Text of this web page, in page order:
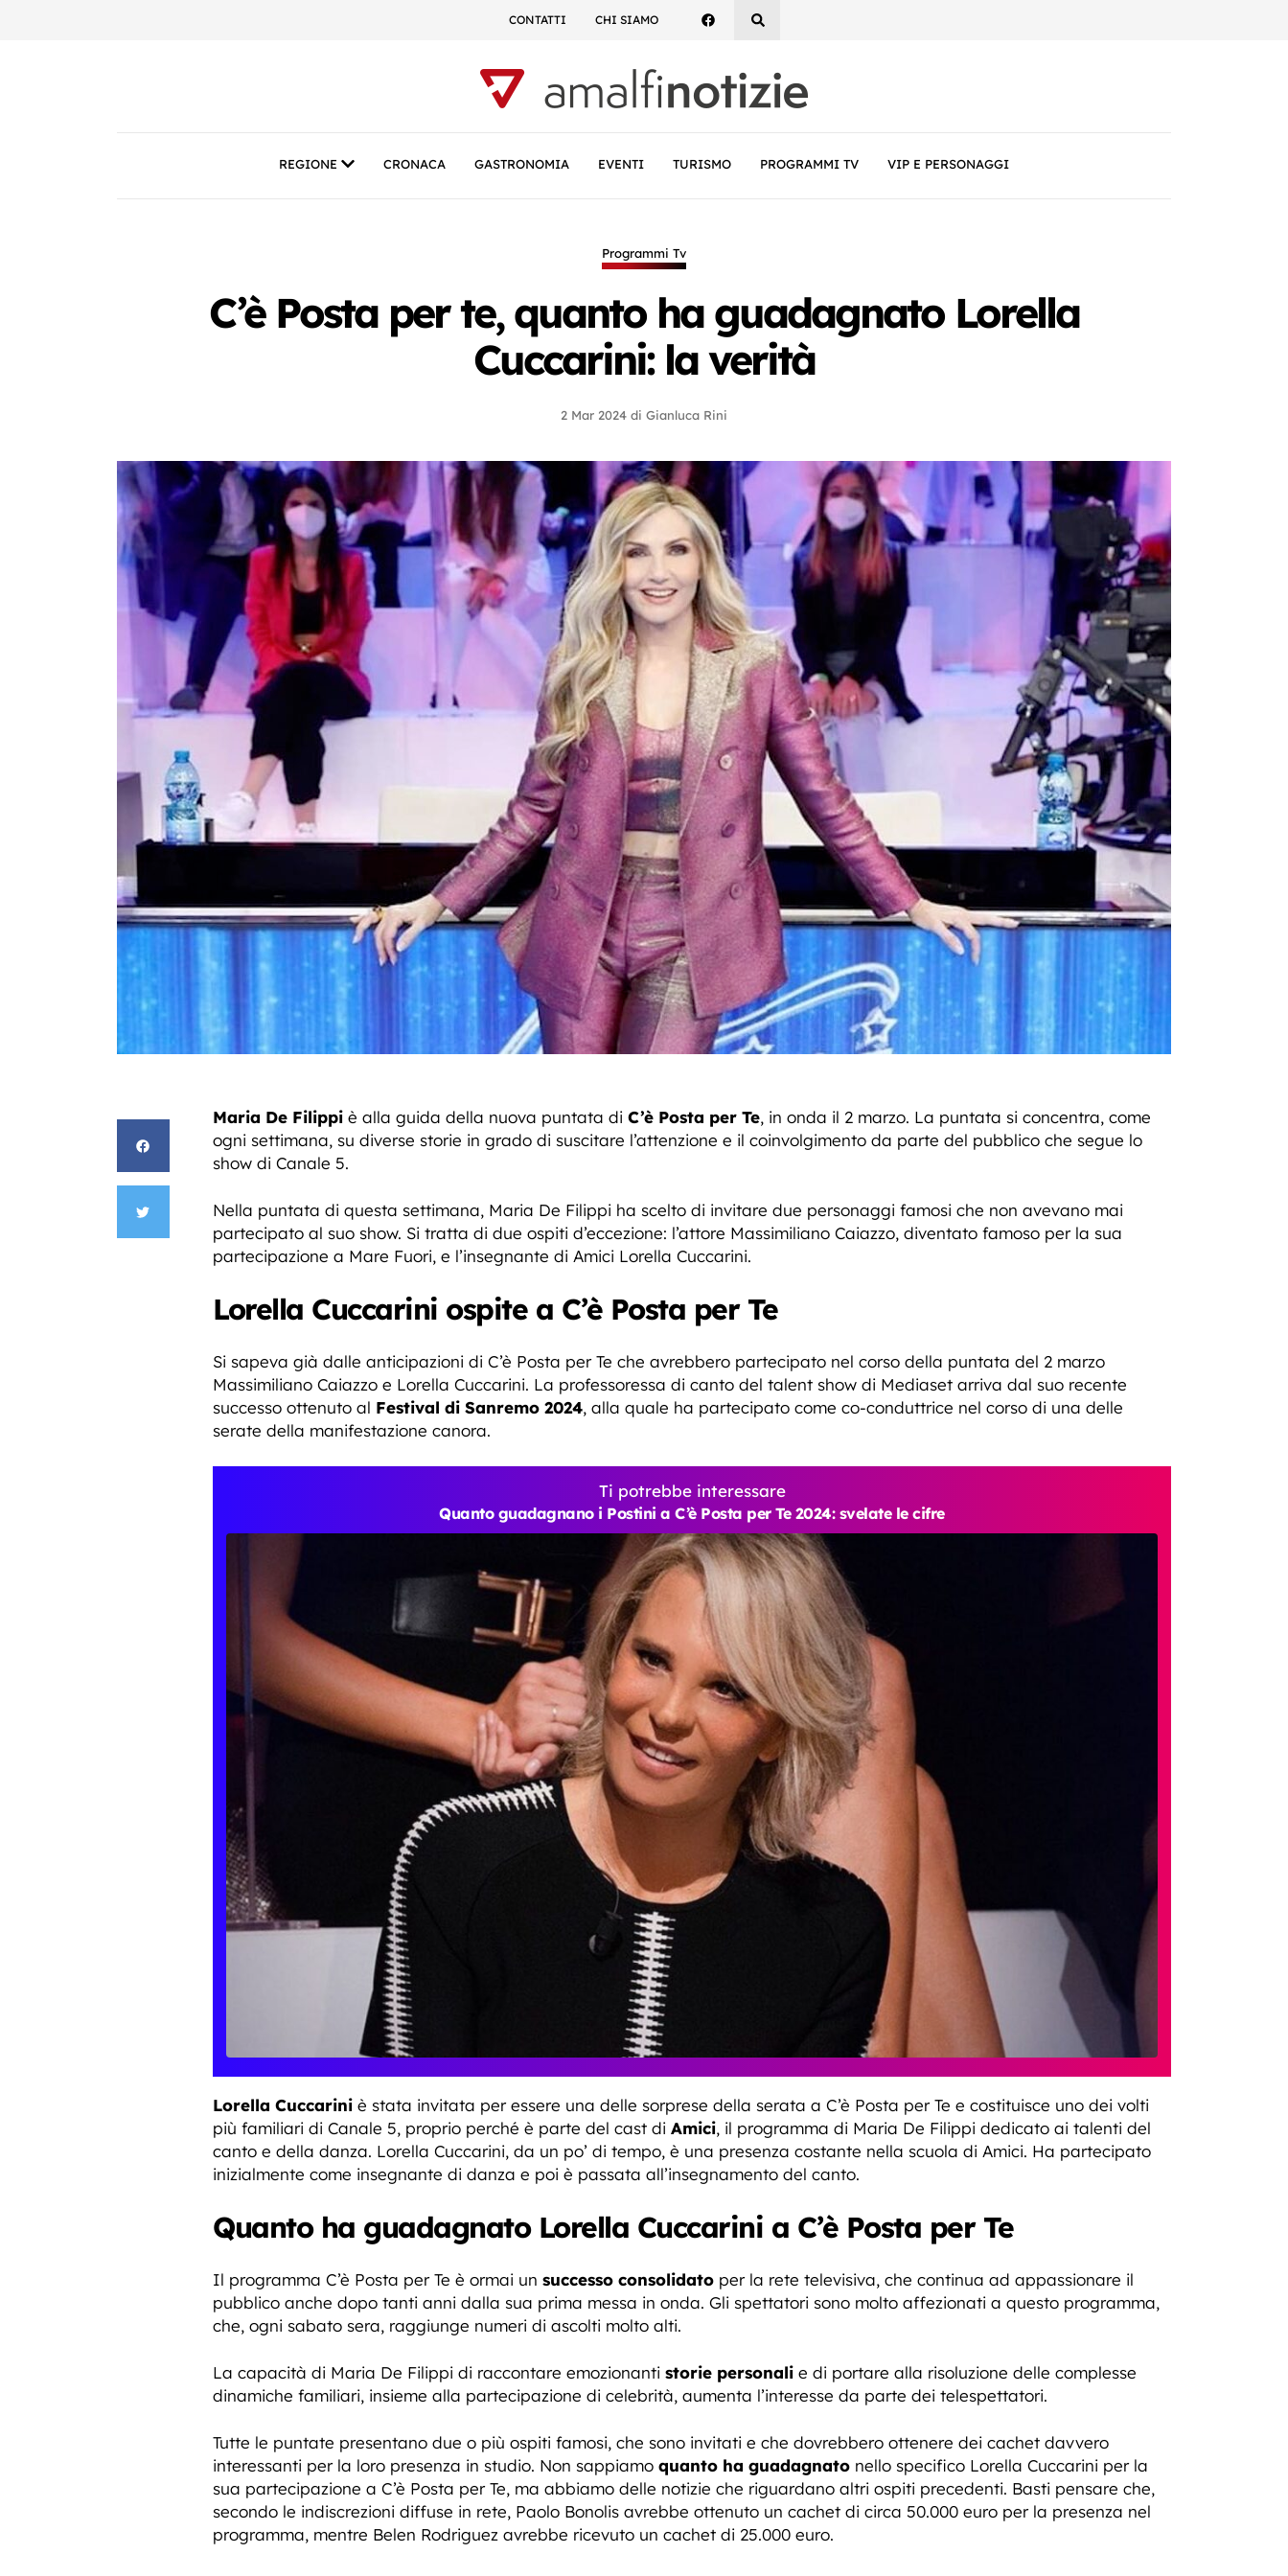
CONTATTI CHI SIAMO
REGIONE CRONACA GASTRONOMIA EVENTI TURISMO PROGRAMMI TV VIP E PERSONAGGI
Programmi Tv
C’è Posta per te, quanto ha guadagnato Lorella
Cuccarini: la verità
2 Mar 2024 di Gianluca Rini
Maria De Filippi è alla guida della nuova puntata di C’è Posta per Te, in onda il 2 marzo. La puntata si concentra, come
ogni settimana, su diverse storie in grado di suscitare l’attenzione e il coinvolgimento da parte del pubblico che segue lo
show di Canale 5.
Nella puntata di questa settimana, Maria De Filippi ha scelto di invitare due personaggi famosi che non avevano mai
partecipato al suo show. Si tratta di due ospiti d’eccezione: l’attore Massimiliano Caiazzo, diventato famoso per la sua
partecipazione a Mare Fuori, e l’insegnante di Amici Lorella Cuccarini.
Lorella Cuccarini ospite a C’è Posta per Te
Si sapeva già dalle anticipazioni di C’è Posta per Te che avrebbero partecipato nel corso della puntata del 2 marzo
Massimiliano Caiazzo e Lorella Cuccarini. La professoressa di canto del talent show di Mediaset arriva dal suo recente
successo ottenuto al Festival di Sanremo 2024, alla quale ha partecipato come co-conduttrice nel corso di una delle
serate della manifestazione canora.
Ti potrebbe interessare
Quanto guadagnano i Postini a C’è Posta per Te 2024: svelate le cifre
Lorella Cuccarini è stata invitata per essere una delle sorprese della serata a C’è Posta per Te e costituisce uno dei volti
più familiari di Canale 5, proprio perché è parte del cast di Amici, il programma di Maria De Filippi dedicato ai talenti del
canto e della danza. Lorella Cuccarini, da un po’ di tempo, è una presenza costante nella scuola di Amici. Ha partecipato
inizialmente come insegnante di danza e poi è passata all’insegnamento del canto.
Quanto ha guadagnato Lorella Cuccarini a C’è Posta per Te
Il programma C’è Posta per Te è ormai un successo consolidato per la rete televisiva, che continua ad appassionare il
pubblico anche dopo tanti anni dalla sua prima messa in onda. Gli spettatori sono molto affezionati a questo programma,
che, ogni sabato sera, raggiunge numeri di ascolti molto alti.
La capacità di Maria De Filippi di raccontare emozionanti storie personali e di portare alla risoluzione delle complesse
dinamiche familiari, insieme alla partecipazione di celebrità, aumenta l’interesse da parte dei telespettatori.
Tutte le puntate presentano due o più ospiti famosi, che sono invitati e che dovrebbero ottenere dei cachet davvero
interessanti per la loro presenza in studio. Non sappiamo quanto ha guadagnato nello specifico Lorella Cuccarini per la
sua partecipazione a C’è Posta per Te, ma abbiamo delle notizie che riguardano altri ospiti precedenti. Basti pensare che,
secondo le indiscrezioni diffuse in rete, Paolo Bonolis avrebbe ottenuto un cachet di circa 50.000 euro per la presenza nel
programma, mentre Belen Rodriguez avrebbe ricevuto un cachet di 25.000 euro.